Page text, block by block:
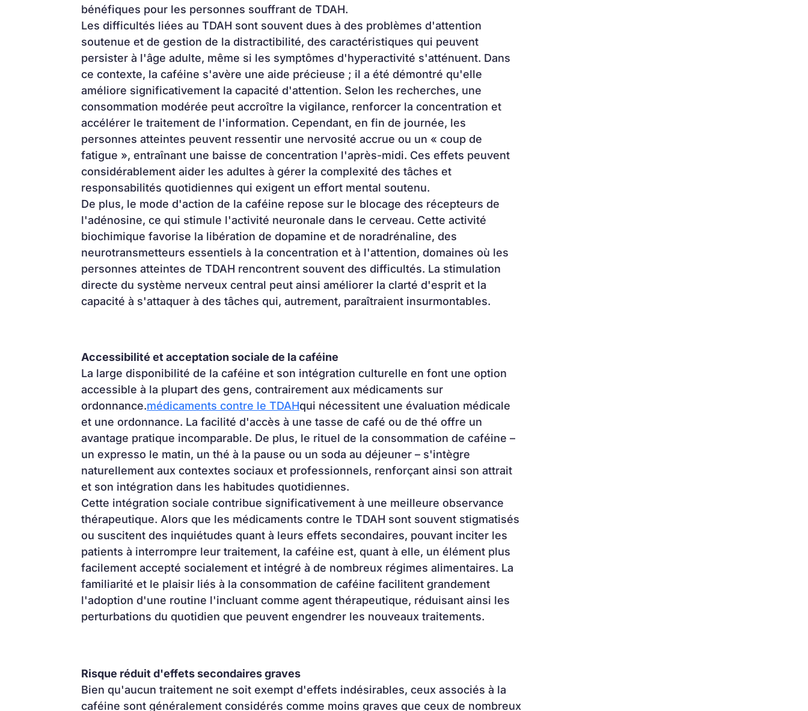
bénéfiques pour les personnes souffrant de TDAH.
Les difficultés liées au TDAH sont souvent dues à des problèmes d'attention
soutenue et de gestion de la distractibilité, des caractéristiques qui peuvent
persister à l'âge adulte, même si les symptômes d'hyperactivité s'atténuent. Dans
ce contexte, la caféine s'avère une aide précieuse ; il a été démontré qu'elle
améliore significativement la capacité d'attention. Selon les recherches, une
consommation modérée peut accroître la vigilance, renforcer la concentration et
accélérer le traitement de l'information. Cependant, en fin de journée, les
personnes atteintes peuvent ressentir une nervosité accrue ou un « coup de
fatigue », entraînant une baisse de concentration l'après-midi. Ces effets peuvent
considérablement aider les adultes à gérer la complexité des tâches et
responsabilités quotidiennes qui exigent un effort mental soutenu.
De plus, le mode d'action de la caféine repose sur le blocage des récepteurs de
l'adénosine, ce qui stimule l'activité neuronale dans le cerveau. Cette activité
biochimique favorise la libération de dopamine et de noradrénaline, des
neurotransmetteurs essentiels à la concentration et à l'attention, domaines où les
personnes atteintes de TDAH rencontrent souvent des difficultés. La stimulation
directe du système nerveux central peut ainsi améliorer la clarté d'esprit et la
capacité à s'attaquer à des tâches qui, autrement, paraîtraient insurmontables.
Accessibilité et acceptation sociale de la caféine
La large disponibilité de la caféine et son intégration culturelle en font une option
accessible à la plupart des gens, contrairement aux médicaments sur
ordonnance.médicaments contre le TDAHqui nécessitent une évaluation médicale
et une ordonnance. La facilité d'accès à une tasse de café ou de thé offre un
avantage pratique incomparable. De plus, le rituel de la consommation de caféine –
un expresso le matin, un thé à la pause ou un soda au déjeuner – s'intègre
naturellement aux contextes sociaux et professionnels, renforçant ainsi son attrait
et son intégration dans les habitudes quotidiennes.
Cette intégration sociale contribue significativement à une meilleure observance
thérapeutique. Alors que les médicaments contre le TDAH sont souvent stigmatisés
ou suscitent des inquiétudes quant à leurs effets secondaires, pouvant inciter les
patients à interrompre leur traitement, la caféine est, quant à elle, un élément plus
facilement accepté socialement et intégré à de nombreux régimes alimentaires. La
familiarité et le plaisir liés à la consommation de caféine facilitent grandement
l'adoption d'une routine l'incluant comme agent thérapeutique, réduisant ainsi les
perturbations du quotidien que peuvent engendrer les nouveaux traitements.
Risque réduit d'effets secondaires graves
Bien qu'aucun traitement ne soit exempt d'effets indésirables, ceux associés à la
caféine sont généralement considérés comme moins graves que ceux de nombreux